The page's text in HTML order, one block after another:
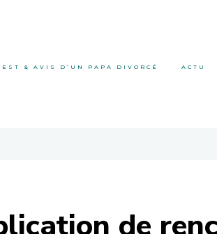
& AVIS D’UN PAPA DIVORCÉ ACTU
de